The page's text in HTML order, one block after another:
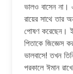
ভালও বাসেন না।
রায়ের সাথে তার
পোষণ করেছেন।
পিতাকে জিজ্ঞেস
ভালবাসে! তখন
পরকালে ঈমান